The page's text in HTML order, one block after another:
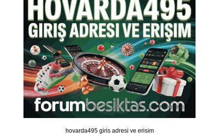
hovarda495 giris adresi ve erisim